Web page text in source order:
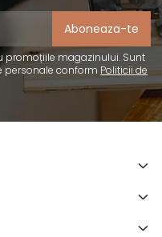
promoțiile magazinului. Sunt
personale conform Politicii de